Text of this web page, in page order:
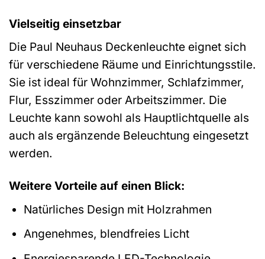
Vielseitig einsetzbar
Die Paul Neuhaus Deckenleuchte eignet sich
für verschiedene Räume und Einrichtungsstile.
Sie ist ideal für Wohnzimmer, Schlafzimmer,
Flur, Esszimmer oder Arbeitszimmer. Die
Leuchte kann sowohl als Hauptlichtquelle als
auch als ergänzende Beleuchtung eingesetzt
werden.
Weitere Vorteile auf einen Blick:
Natürliches Design mit Holzrahmen
Angenehmes, blendfreies Licht